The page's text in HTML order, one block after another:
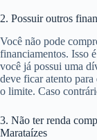
2. Possuir outros
Você não pode
financiamentos. Isso
você já possui uma
deve ficar atento para
o limite. Caso
3. Não ter renda
Marataízes